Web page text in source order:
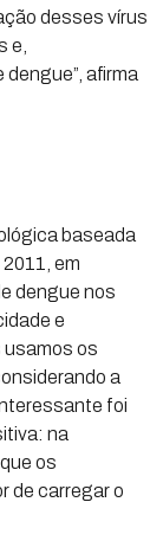
desses vírus
e,
afirma
baseada
em
dengue nos
e
usamos os
a
foi
na
os
de carregar o